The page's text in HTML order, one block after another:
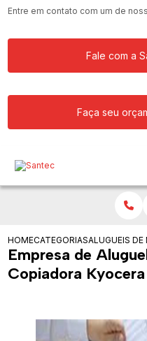
Entre em contato com um de
Fale com a
Faça seu
HOMECATEGORIASALUGUEIS
Empresa de
Copiadora Kyocera